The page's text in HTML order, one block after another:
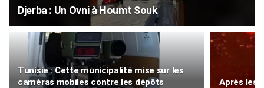
Djerba : Un Ovni à Houmt Souk
Tunisie : Cette municipalité mise sur les
caméras mobiles contre les dépôts
Après les